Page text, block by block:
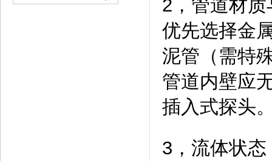
2，管道材
优先选择金
泥管（需特
管道内壁应
插入式探头
3，流体状态